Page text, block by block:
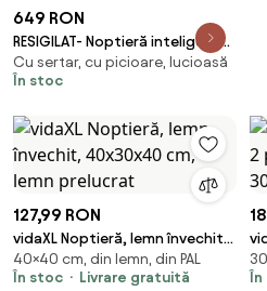
649 RON
RESIGILAT- Noptieră inteligentă
cu seif ascuns, spațiu
depozitare, iluminare LED
încărcare fără fir, sticla
securizata, Alb
Cu sertar, cu picioare, lucioasă
În stoc
127,99 RON
vidaXL Noptieră, lemn învechit,
40x30x40 cm, lemn prelucrat
40×40 cm, din lemn, din PAL
În stoc
Livrare gratuită